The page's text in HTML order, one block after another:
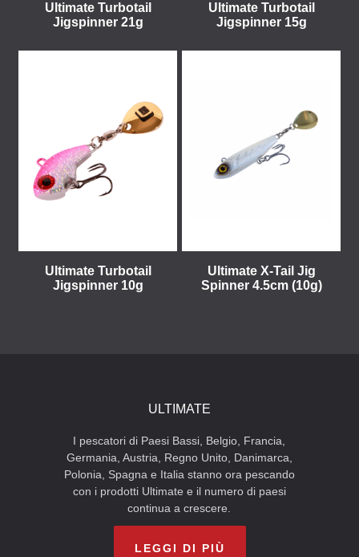
Ultimate Turbotail
Jigspinner 21g
Ultimate Turbotail
Jigspinner 15g
Ultimate Turbotail
Jigspinner 10g
Ultimate X-Tail Jig
Spinner 4.5cm (10g)
ULTIMATE
I pescatori di Paesi Bassi, Belgio, Francia,
Germania, Austria, Regno Unito, Danimarca,
Polonia, Spagna e Italia stanno ora pescando
con i prodotti Ultimate e il numero di paesi
continua a crescere.
LEGGI DI PIÙ